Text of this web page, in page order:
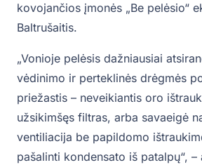
kovojančios įmonės „Be pelėsio“
Baltrušaitis.
„Vonioje pelėsis dažniausiai
vėdinimo ir perteklinės drėgmės
priežastis – neveikiantis oro
užsikimšęs filtras, arba savaeigė
ventiliacija be papildomo
pašalinti kondensato iš patalpų“, –